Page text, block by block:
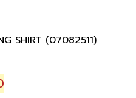
SHIRT (07082511)